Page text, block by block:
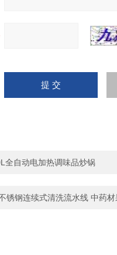
全自动电加热调味品炒锅
锈钢连续式清洗流水线 中药